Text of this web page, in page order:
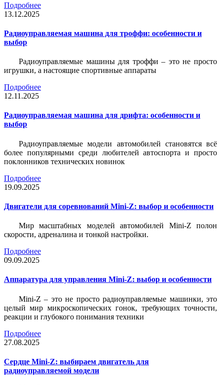
Подробнее
13.12.2025
Радиоуправляемая машина для троффи: особенности и
выбор
Радиоуправляемые машины для троффи – это не просто
игрушки, а настоящие спортивные аппараты
Подробнее
12.11.2025
Радиоуправляемая машина для дрифта: особенности и
выбор
Радиоуправляемые модели автомобилей становятся всё
более популярными среди любителей автоспорта и просто
поклонников технических новинок
Подробнее
19.09.2025
Двигатели для соревнований Mini-Z: выбор и особенности
Мир масштабных моделей автомобилей Mini-Z полон
скорости, адреналина и тонкой настройки.
Подробнее
09.09.2025
Аппаратура для управления Mini-Z: выбор и особенности
Mini-Z – это не просто радиоуправляемые машинки, это
целый мир микроскопических гонок, требующих точности,
реакции и глубокого понимания техники
Подробнее
27.08.2025
Сердце Mini-Z: выбираем двигатель для
радиоуправляемой модели